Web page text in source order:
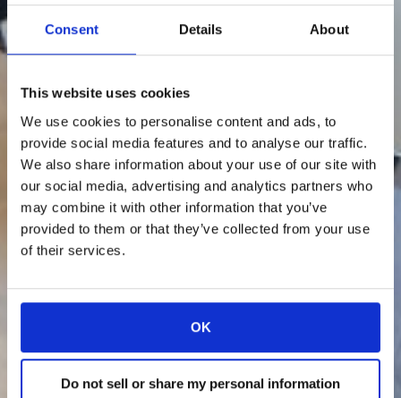
Consent Details About
This website uses cookies
We use cookies to personalise content and ads, to
provide social media features and to analyse our traffic.
We also share information about your use of our site with
our social media, advertising and analytics partners who
may combine it with other information that you’ve
provided to them or that they’ve collected from your use
of their services.
OK
Do not sell or share my personal information